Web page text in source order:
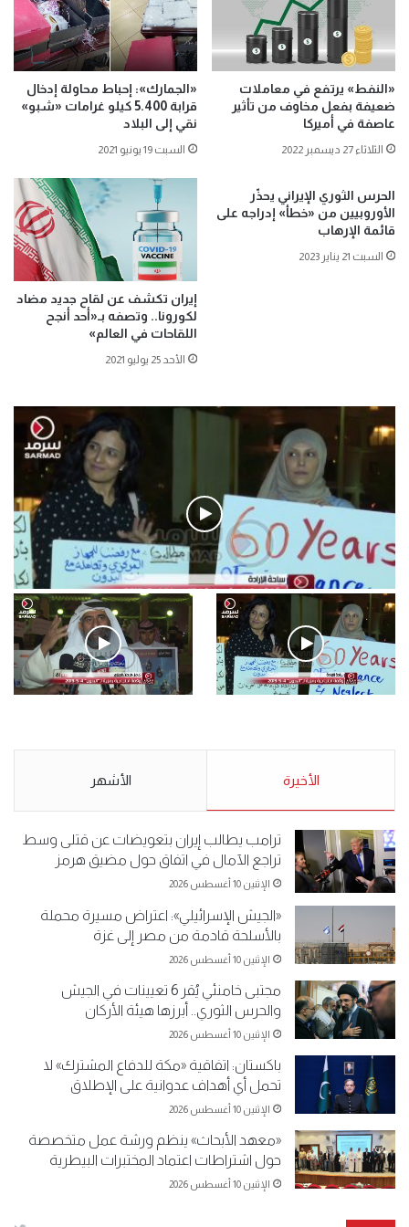
«النفط» يرتفع في معاملات
ضعيفة بفعل مخاوف من تأثير
عاصفة في أميركا
الثلاثاء 27 ديسمبر 2022
«الجمارك»: إحباط محاولة إدخال
قرابة 5.400 كيلو غرامات «شبو»
نقي إلى البلاد
السبت 19 يونيو 2021
الحرس الثوري الإيراني يحذّر
الأوروبيين من «خطأ» إدراجه على
قائمة الإرهاب
السبت 21 يناير 2023
إيران تكشف عن لقاح جديد مضاد
لكورونا.. وتصفه بـ«أحد أنجح
اللقاحات في العالم»
الأحد 25 يوليو 2021
فيديو
.وقفة احتجاجية رمزية لـ”#البدون” في ساحة الإرادة 4-5-2019.
الأحد 5 مايو 2019
5-2019.
نبيع مخدرات يعني ولا خمر؟!.
الأخيرة الأشهر
ترامب يطالب إيران بتعويضات عن قتلى وسط
تراجع الآمال في اتفاق حول مضيق هرمز
الإثنين 10 أغسطس 2026
«الجيش الإسرائيلي»: اعتراض مسيرة محملة
بالأسلحة قادمة من مصر إلى غزة
الإثنين 10 أغسطس 2026
مجتبى خامنئي يُقر 6 تعيينات في الجيش
والحرس الثوري.. أبرزها هيئة الأركان
الإثنين 10 أغسطس 2026
باكستان: اتفاقية «مكة للدفاع المشترك» لا
تحمل أي أهداف عدوانية على الإطلاق
الإثنين 10 أغسطس 2026
«معهد الأبحاث» ينظم ورشة عمل متخصصة
حول اشتراطات اعتماد المختبرات البيطرية
الإثنين 10 أغسطس 2026